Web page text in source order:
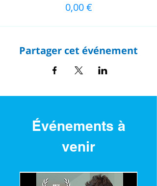
0,00 €
Partager cet événement
Événements à
venir